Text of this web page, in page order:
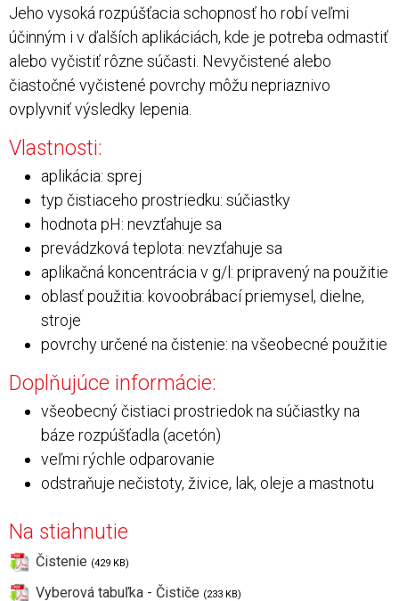
Jeho vysoká rozpúšťacia schopnosť ho robí veľmi
účinným i v ďalších aplikáciách, kde je potreba odmastiť
alebo vyčistiť rôzne súčasti. Nevyčistené alebo
čiastočné vyčistené povrchy môžu nepriaznivo
ovplyvniť výsledky lepenia.
Vlastnosti:
aplikácia: sprej
typ čistiaceho prostriedku: súčiastky
hodnota pH: nevzťahuje sa
prevádzková teplota: nevzťahuje sa
aplikačná koncentrácia v g/l: pripravený na použitie
oblasť použitia: kovoobrábací priemysel, dielne,
stroje
povrchy určené na čistenie: na všeobecné použitie
Doplňujúce informácie:
všeobecný čistiaci prostriedok na súčiastky na
báze rozpúšťadla (acetón)
veľmi rýchle odparovanie
odstraňuje nečistoty, živice, lak, oleje a mastnotu
Na stiahnutie
Čistenie (429 KB)
Vyberová tabuľka - Čističe (233 KB)